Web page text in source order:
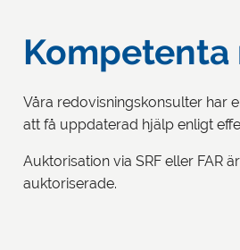
Våra redovisningskonsulter har
att få uppdaterad hjälp enligt
Auktorisation via SRF eller FAR
auktoriserade.